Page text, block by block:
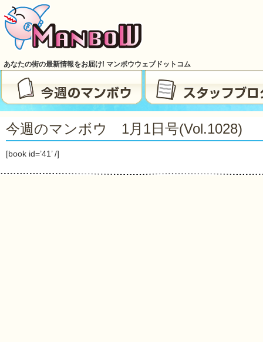
あなたの街の最新情報をお届け! マンボウウェブドットコム
今週のマンボウ 1月1日号(vol.1028)
[book id=’41’ /]